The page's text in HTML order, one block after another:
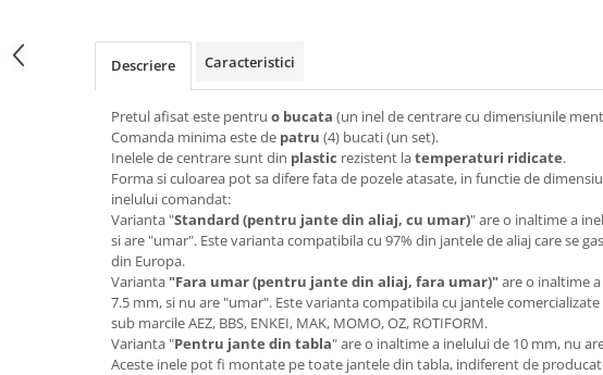
Descriere Caracteristici
Pretul afisat este pentru o bucata (un inel de centrare cu dimensiunile
Comanda minima este de patru (4) bucati (un set).
Inelele de centrare sunt din plastic rezistent latemperaturi ridicate.
Forma si culoarea pot sa difere fata de pozele atasate, in functie de
inelului comandat:
Varianta "Standard (pentru jante din aliaj, cu umar)" are o inaltime a
si are "umar". Este varianta compatibila cu 97% din jantele de aliaj care se
din Europa.
Varianta "Fara umar (pentru jante din aliaj, fara umar)"are o inaltime
7.5 mm, si nu are "umar". Este varianta compatibila cu jantele
sub marcile AEZ, BBS, ENKEI, MAK, MOMO, OZ, ROTIFORM.
Varianta "Pentru jante din tabla" are o inaltime a inelului de 10 mm, nu
Aceste inele pot fi montate pe toate jantele din tabla, indiferent de